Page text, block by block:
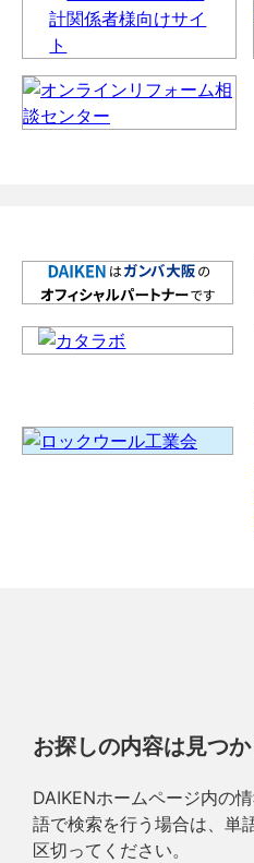
お探しの内容は見つ
DAIKENホームページ内の
語で検索を行う場合は、単
区切ってください。